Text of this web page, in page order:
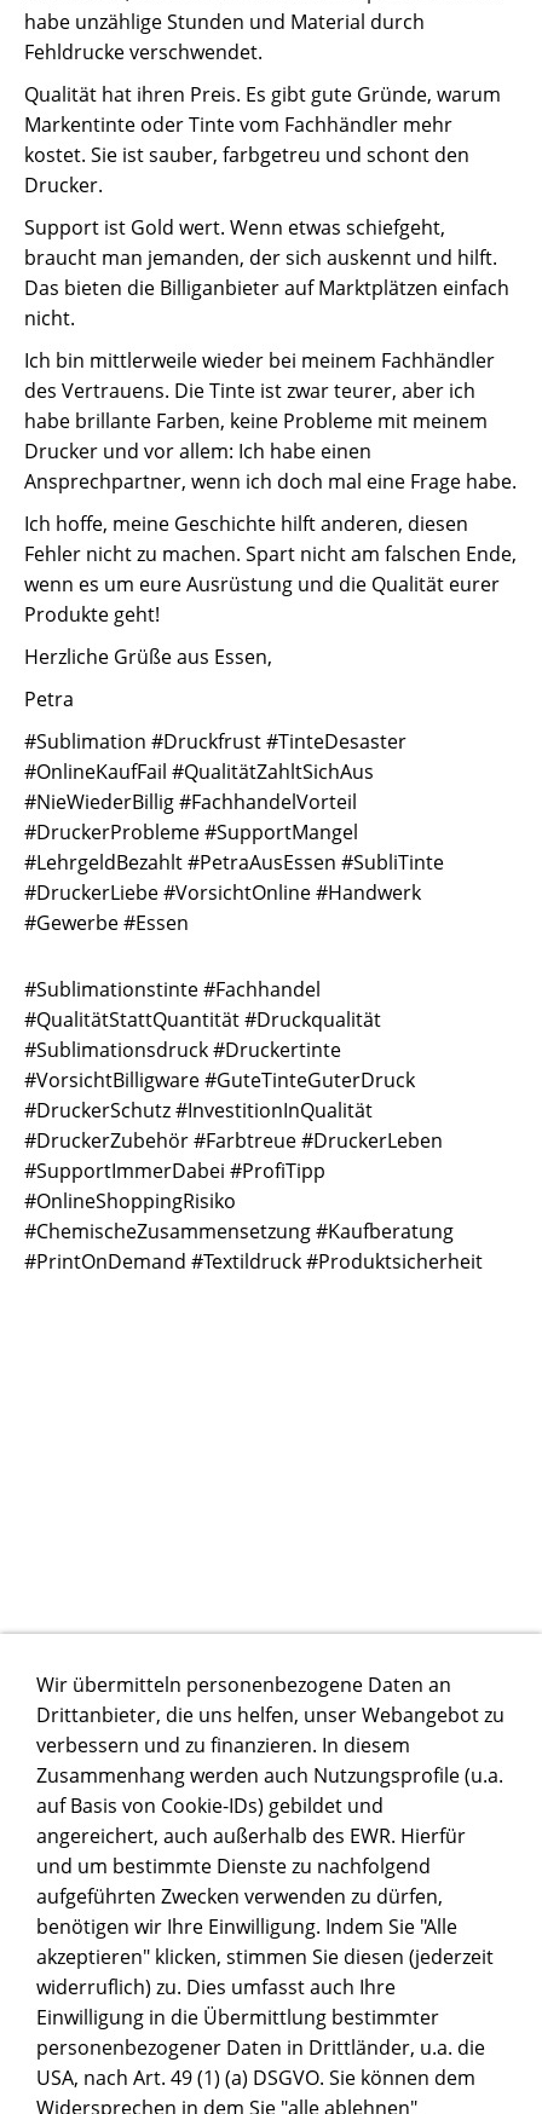
habe unzählige Stunden und Material durch
Fehldrucke verschwendet.
Qualität hat ihren Preis. Es gibt gute Gründe, warum
Markentinte oder Tinte vom Fachhändler mehr
kostet. Sie ist sauber, farbgetreu und schont den
Drucker.
Support ist Gold wert. Wenn etwas schiefgeht,
braucht man jemanden, der sich auskennt und hilft.
Das bieten die Billiganbieter auf Marktplätzen einfach
nicht.
Ich bin mittlerweile wieder bei meinem Fachhändler
des Vertrauens. Die Tinte ist zwar teurer, aber ich
habe brillante Farben, keine Probleme mit meinem
Drucker und vor allem: Ich habe einen
Ansprechpartner, wenn ich doch mal eine Frage habe.
Ich hoffe, meine Geschichte hilft anderen, diesen
Fehler nicht zu machen. Spart nicht am falschen Ende,
wenn es um eure Ausrüstung und die Qualität eurer
Produkte geht!
Herzliche Grüße aus Essen,
Petra
#Sublimation #Druckfrust #TinteDesaster
#OnlineKaufFail #QualitätZahltSichAus
#NieWiederBillig #FachhandelVorteil
#DruckerProbleme #SupportMangel
#LehrgeldBezahlt #PetraAusEssen #SubliTinte
#DruckerLiebe #VorsichtOnline #Handwerk
#Gewerbe #Essen
#Sublimationstinte #Fachhandel
#QualitätStattQuantität #Druckqualität
#Sublimationsdruck #Druckertinte
#VorsichtBilligware #GuteTinteGuterDruck
#DruckerSchutz #InvestitionInQualität
#DruckerZubehör #Farbtreue #DruckerLeben
#SupportImmerDabei #ProfiTipp
#OnlineShoppingRisiko
#ChemischeZusammensetzung #Kaufberatung
#PrintOnDemand #Textildruck #Produktsicherheit
Wir übermitteln personenbezogene Daten an
Drittanbieter, die uns helfen, unser Webangebot zu
verbessern und zu finanzieren. In diesem
Zusammenhang werden auch Nutzungsprofile (u.a.
auf Basis von Cookie-IDs) gebildet und
angereichert, auch außerhalb des EWR. Hierfür
und um bestimmte Dienste zu nachfolgend
aufgeführten Zwecken verwenden zu dürfen,
benötigen wir Ihre Einwilligung. Indem Sie "Alle
akzeptieren" klicken, stimmen Sie diesen (jederzeit
widerruflich) zu. Dies umfasst auch Ihre
Einwilligung in die Übermittlung bestimmter
personenbezogener Daten in Drittländer, u.a. die
USA, nach Art. 49 (1) (a) DSGVO. Sie können dem
Widersprechen in dem Sie "alle ablehnen"